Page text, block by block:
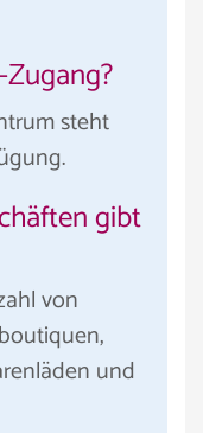
steht
gibt
von
und